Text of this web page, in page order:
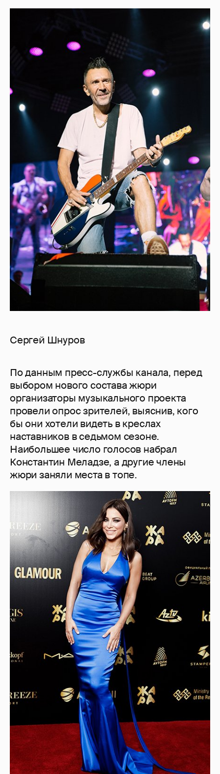
Сергей Шнуров
По данным пресс-службы канала, перед
выбором нового состава жюри
организаторы музыкального проекта
провели опрос зрителей, выяснив, кого
бы они хотели видеть в креслах
наставников в седьмом сезоне.
Наибольшее число голосов набрал
Константин Меладзе, а другие члены
жюри заняли места в топе.